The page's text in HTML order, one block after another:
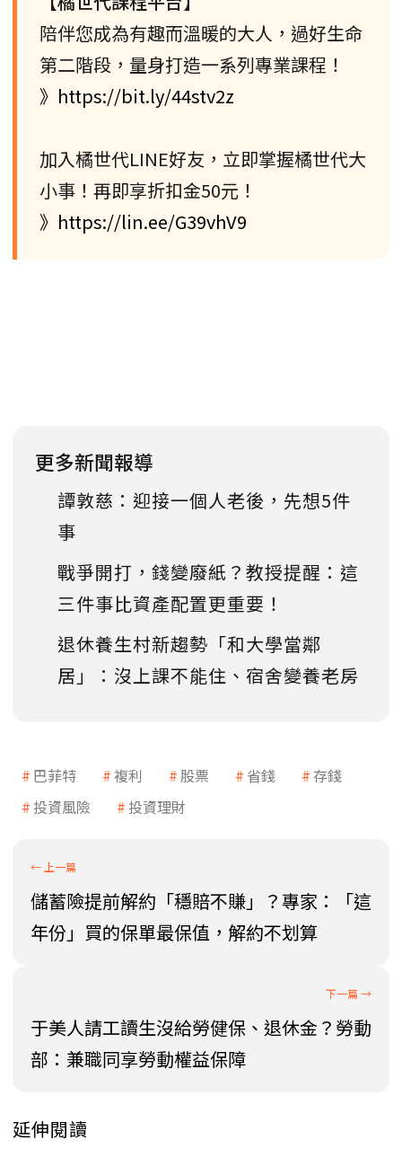
陪伴您成為有趣而溫暖的大人，過好生命
第二階段，量身打造一系列專業課程！
》https://bit.ly/44stv2z
加入橘世代LINE好友，立即掌握橘世代大
小事！再即享折扣金50元！
》https://lin.ee/G39vhV9
更多新聞報導
譚敦慈：迎接一個人老後，先想5件
事
戰爭開打，錢變廢紙？教授提醒：這
三件事比資產配置更重要！
退休養生村新趨勢「和大學當鄰
居」：沒上課不能住、宿舍變養老房
巴菲特 複利 股票 省錢
存錢
投資風險
投資理財
儲蓄險提前解約「穩賠不賺」？專家：「這
年份」買的保單最保值，解約不划算
于美人請工讀生沒給勞健保、退休金？勞動
部：兼職同享勞動權益保障
延伸閱讀